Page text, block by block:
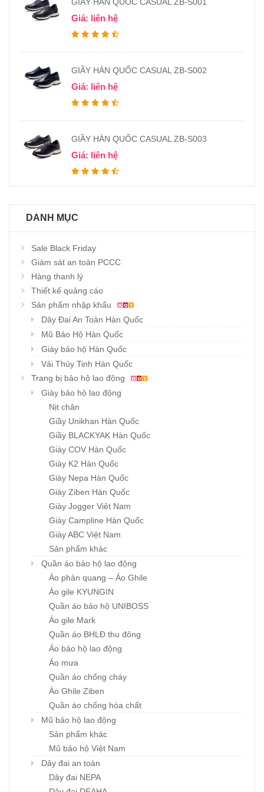
Giá: liên hệ
GIẦY HÀN QUỐC CASUAL ZB-S002
Giá: liên hệ
GIẦY HÀN QUỐC CASUAL ZB-S003
Giá: liên hệ
DANH MỤC
Sale Black Friday
Giám sát an toàn PCCC
Hàng thanh lý
Thiết kế quảng cáo
Sản phẩm nhập khẩu
Dây Đai An Toàn Hàn Quốc
Mũ Bảo Hộ Hàn Quốc
Giày bảo hộ Hàn Quốc
Vải Thủy Tinh Hàn Quốc
Trang bị bảo hộ lao động
Giày bảo hộ lao động
Nịt chân
Giầy Unikhan Hàn Quốc
Giầy BLACKYAK Hàn Quốc
Giày COV Hàn Quốc
Giày K2 Hàn Quốc
Giày Nepa Hàn Quốc
Giày Ziben Hàn Quốc
Giày Jogger Việt Nam
Giày Campline Hàn Quốc
Giày ABC Việt Nam
Sản phẩm khác
Quần áo bảo hộ lao động
Áo phản quang – Áo Ghile
Áo gile KYUNGIN
Quần áo bảo hộ UNIBOSS
Áo gile Mark
Quần áo BHLĐ thu đông
Áo bảo hộ lao động
Áo mưa
Quần áo chống cháy
Áo Ghile Ziben
Quần áo chống hóa chất
Mũ bảo hộ lao động
Sản phẩm khác
Mũ bảo hộ Việt Nam
Dây đai an toàn
Dây đai NEPA